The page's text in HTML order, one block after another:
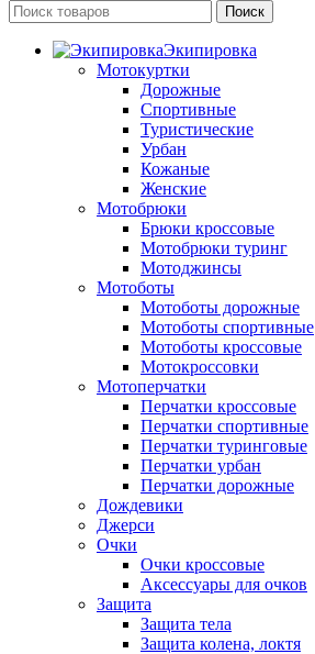
Поиск
Экипировка
Мотокуртки
Дорожные
Спортивные
Туристические
Урбан
Кожаные
Женские
Мотобрюки
Брюки кроссовые
Мотобрюки туринг
Мотоджинсы
Мотоботы
Мотоботы дорожные
Мотоботы спортивные
Мотоботы кроссовые
Мотокроссовки
Мотоперчатки
Перчатки кроссовые
Перчатки спортивные
Перчатки туринговые
Перчатки урбан
Перчатки дорожные
Дождевики
Джерси
Очки
Очки кроссовые
Аксессуары для очков
Защита
Защита тела
Защита колена, локтя